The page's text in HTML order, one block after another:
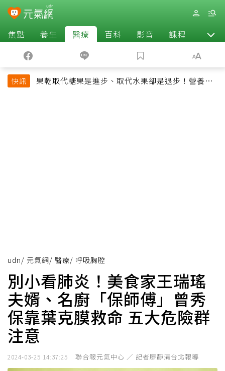
焦點 養生 醫療 百科 影音 課程 退休
快訊
果乾取代糖果是進步、取代水果卻是退步！營養師
udn/ 元氣網/ 醫療/ 呼吸胸腔
別小看肺炎！美食家王瑞瑤
夫婿、名廚「保師傅」曾秀
保靠葉克膜救命 五大危險群
注意
2024-03-25 14:37:25 聯合報元氣中心 ／ 記者廖靜清台北報導